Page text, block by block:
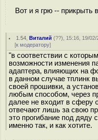
Вот и я грю -- прикрыть
1.54 ,Виталий (??), 15:16, 19/02/
[к модератору]
"в соответствии с
возможности изменения
адаптера, влияющих на
в данном случае тплинк
своей прошивки, а
любым способом, через
далее не входит в сферу
отвечают лишь за свою
это прогибание под дяду
именно так, и как хотите.